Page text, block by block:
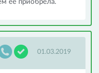
ее приобрела.
01.03.2019